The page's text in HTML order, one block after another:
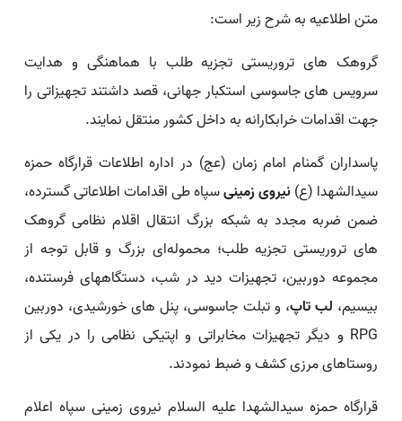
متن اطلاعیه به شرح زیر است:
گروهک های تروریستی تجزیه طلب با هماهنگی و هدایت
سرویس های جاسوسی استکبار جهانی، قصد داشتند تجهیزاتی را
جهت اقدامات خرابکارانه به داخل کشور منتقل نمایند.
پاسداران گمنام امام زمان (عج) در اداره اطلاعات قرارگاه حمزه
سیدالشهدا (ع)نیروی زمینیسپاه طی اقدامات اطلاعاتی گسترده،
ضمن ضربه مجدد به شبکه بزرگ انتقال اقلام نظامی گروهک
های تروریستی تجزیه طلب؛ محموله‌ای بزرگ و قابل توجه از
مجموعه دوربین، تجهیزات دید در شب، دستگاههای فرستنده،
بیسیم، لب تاپ، و تبلت جاسوسی، پنل های خورشیدی، دوربین
RPG و دیگر تجهیزات مخابراتی و اپتیکی نظامی را در یکی از
روستاهای مرزی کشف و ضبط نمودند.
قرارگاه حمزه سیدالشهدا علیه السلام نیروی زمینی سپاه اعلام